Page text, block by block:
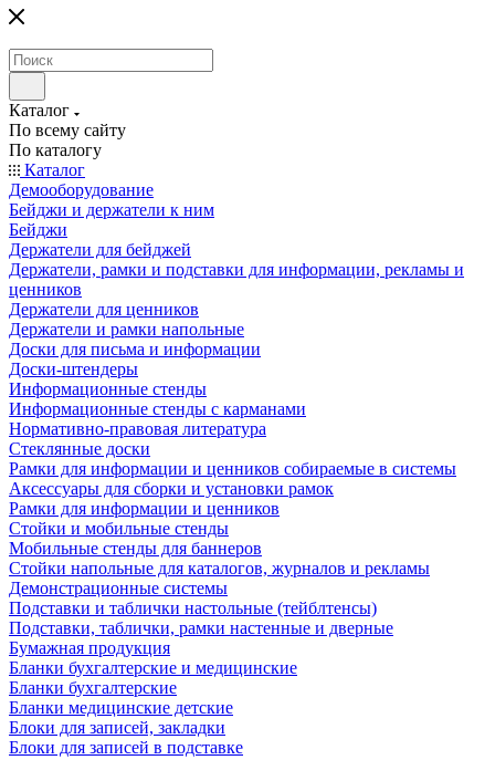
Каталог
По всему сайту
По каталогу
Каталог
Демооборудование
Бейджи и держатели к ним
Бейджи
Держатели для бейджей
Держатели, рамки и подставки для информации, рекламы и
ценников
Держатели для ценников
Держатели и рамки напольные
Доски для письма и информации
Доски-штендеры
Информационные стенды
Информационные стенды с карманами
Нормативно-правовая литература
Стеклянные доски
Рамки для информации и ценников собираемые в системы
Аксессуары для сборки и установки рамок
Рамки для информации и ценников
Стойки и мобильные стенды
Мобильные стенды для баннеров
Стойки напольные для каталогов, журналов и рекламы
Демонстрационные системы
Подставки и таблички настольные (тейблтенсы)
Подставки, таблички, рамки настенные и дверные
Бумажная продукция
Бланки бухгалтерские и медицинские
Бланки бухгалтерские
Бланки медицинские детские
Блоки для записей, закладки
Блоки для записей в подставке